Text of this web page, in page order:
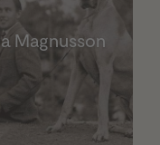
Magnusson